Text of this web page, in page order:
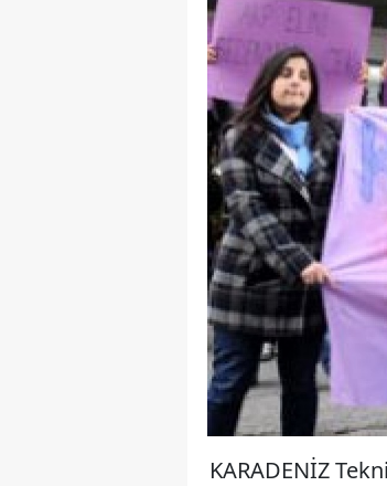
KARADENİZ